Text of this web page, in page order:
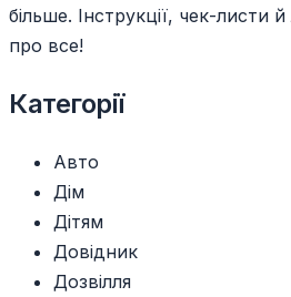
більше. Інструкції, чек-листи
про все!
Категорії
Авто
Дім
Дітям
Довідник
Дозвілля